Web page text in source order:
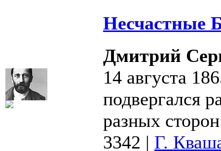
Несчастные
Дмитрий
14 августа
подвергался
разных
3342 | Г.